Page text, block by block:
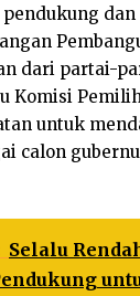
dari partai-
Komisi
untuk
calon
Selalu